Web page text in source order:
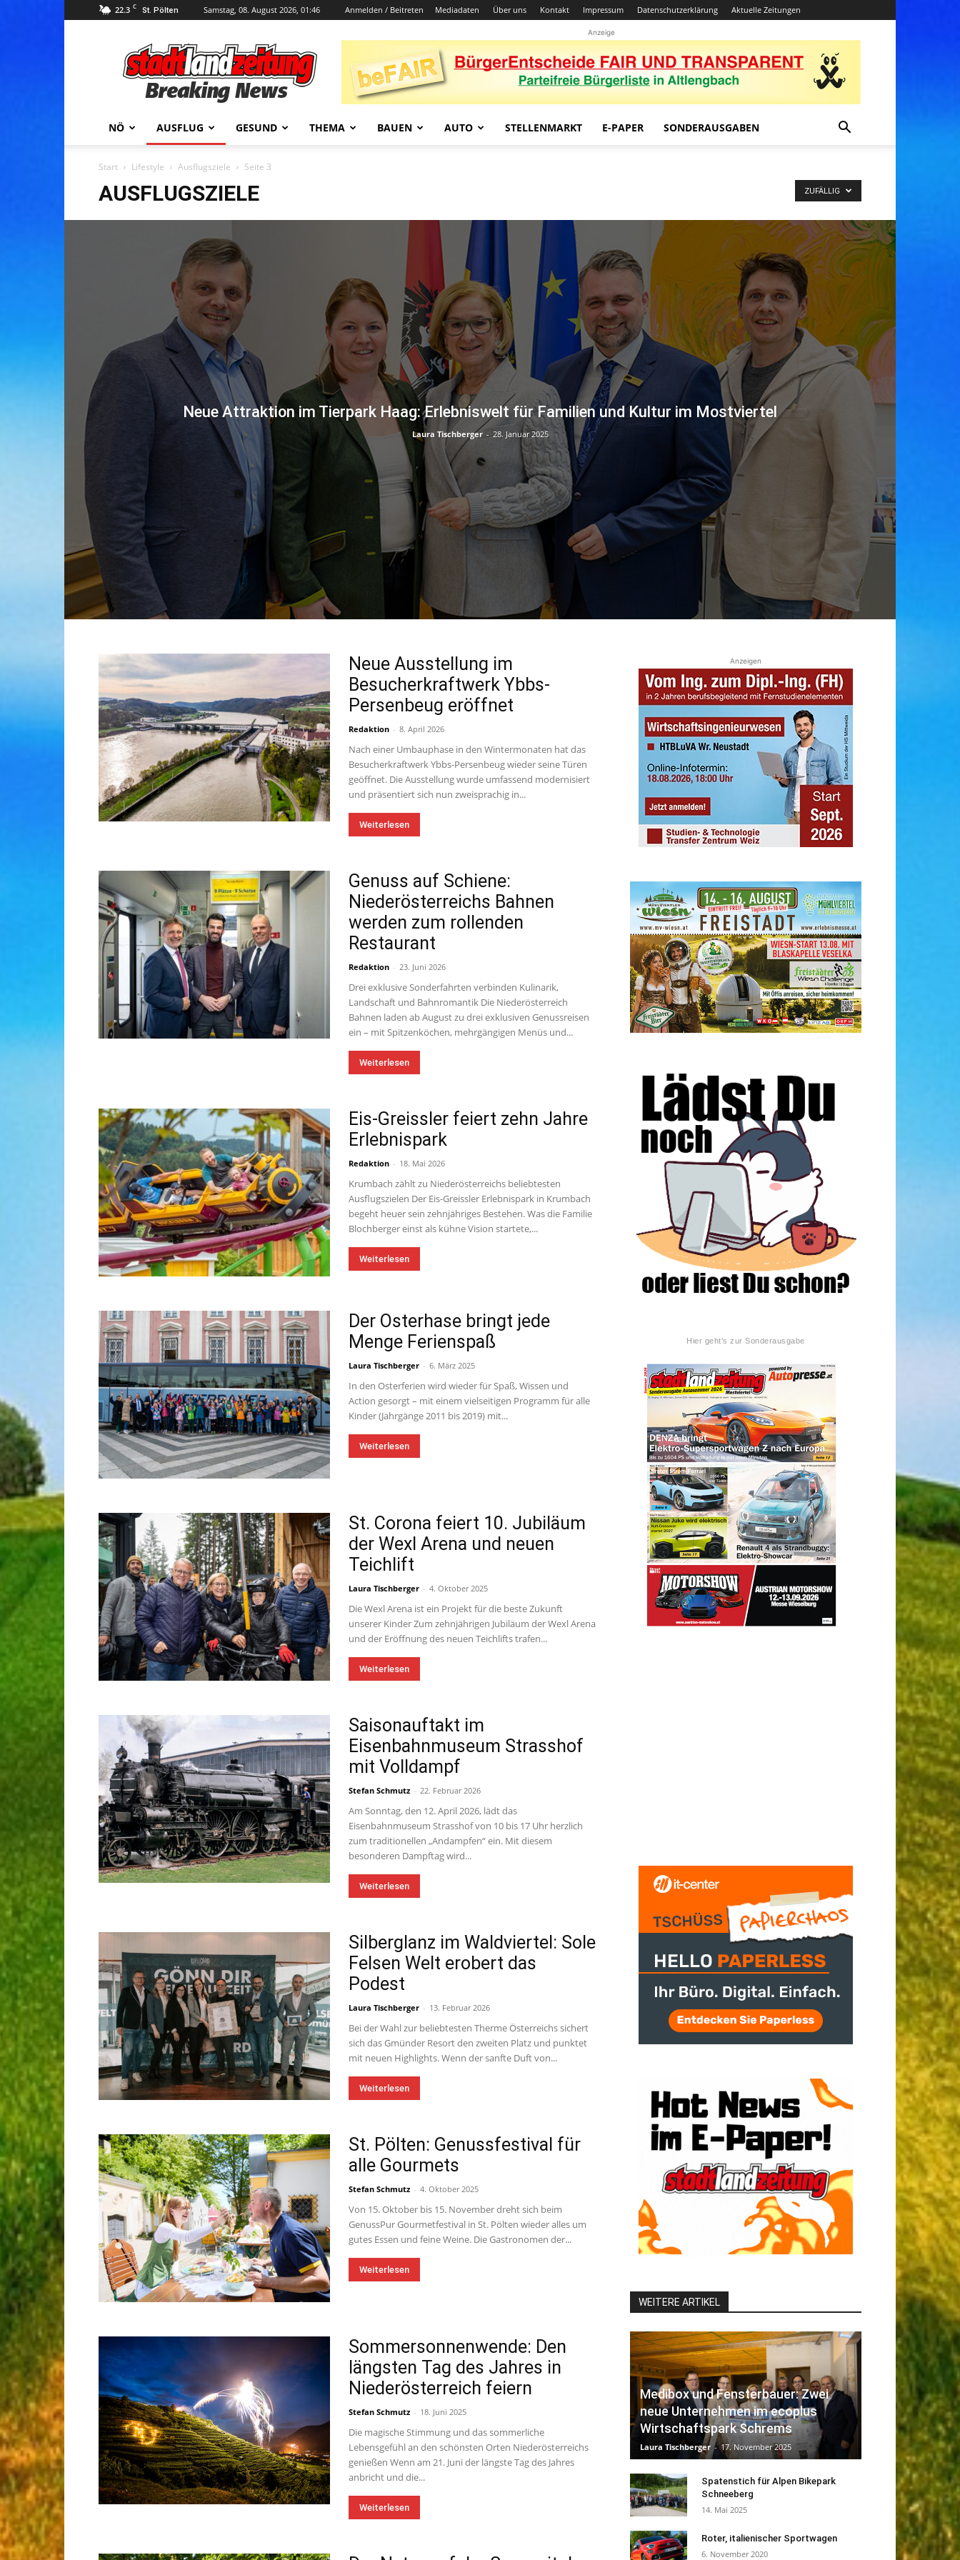
22.3 C St. Pölten Samstag, 08. August 2026, 01:46 Anmelden / Beitreten Mediadaten Über uns Kontakt Impressum Datenschutzerklärung Aktuelle Zeitungen
stadtlandzeitung
Anzeige
NÖ AUSFLUG GESUND THEMA BAUEN AUTO STELLENMARKT E-PAPER SONDERAUSGABEN
Start Lifestyle Ausflugsziele Seite 3
AUSFLUGSZIELE ZUFÄLLIG
Neue Attraktion im Tierpark Haag: Erlebniswelt für Familien und Kultur im Mostviertel
Laura Tischberger - 28. Januar 2025
Neue Ausstellung im
Besucherkraftwerk Ybbs-
Persenbeug eröffnet
Redaktion - 8. April 2026
Nach einer Umbauphase in den Wintermonaten hat das
Besucherkraftwerk Ybbs-Persenbeug wieder seine Türen
geöffnet. Die Ausstellung wurde umfassend modernisiert
und präsentiert sich nun zweisprachig in...
Weiterlesen
Genuss auf Schiene:
Niederösterreichs Bahnen
werden zum rollenden
Restaurant
Redaktion - 23. Juni 2026
Drei exklusive Sonderfahrten verbinden Kulinarik,
Landschaft und Bahnromantik Die Niederösterreich
Bahnen laden ab August zu drei exklusiven Genussreisen
ein – mit Spitzenköchen, mehrgängigen Menüs und...
Weiterlesen
Eis-Greissler feiert zehn Jahre
Erlebnispark
Redaktion - 18. Mai 2026
Krumbach zählt zu Niederösterreichs beliebtesten
Ausflugszielen Der Eis-Greissler Erlebnispark in Krumbach
begeht heuer sein zehnjähriges Bestehen. Was die Familie
Blochberger einst als kühne Vision startete,...
Weiterlesen
Der Osterhase bringt jede
Menge Ferienspaß
Laura Tischberger - 6. März 2025
In den Osterferien wird wieder für Spaß, Wissen und
Action gesorgt – mit einem vielseitigen Programm für alle
Kinder (Jahrgänge 2011 bis 2019) mit...
Weiterlesen
St. Corona feiert 10. Jubiläum
der Wexl Arena und neuen
Teichlift
Laura Tischberger - 4. Oktober 2025
Die Wexl Arena ist ein Projekt für die beste Zukunft
unserer Kinder Zum zehnjährigen Jubiläum der Wexl Arena
und der Eröffnung des neuen Teichlifts trafen...
Weiterlesen
Saisonauftakt im
Eisenbahnmuseum Strasshof
mit Volldampf
Stefan Schmutz - 22. Februar 2026
Am Sonntag, den 12. April 2026, lädt das
Eisenbahnmuseum Strasshof von 10 bis 17 Uhr herzlich
zum traditionellen „Andampfen“ ein. Mit diesem
besonderen Dampftag wird...
Weiterlesen
Silberglanz im Waldviertel: Sole
Felsen Welt erobert das
Podest
Laura Tischberger - 13. Februar 2026
Bei der Wahl zur beliebtesten Therme Österreichs sichert
sich das Gmünder Resort den zweiten Platz und punktet
mit neuen Highlights. Wenn der sanfte Duft von...
Weiterlesen
St. Pölten: Genussfestival für
alle Gourmets
Stefan Schmutz - 4. Oktober 2025
Von 15. Oktober bis 15. November dreht sich beim
GenussPur Gourmetfestival in St. Pölten wieder alles um
gutes Essen und feine Weine. Die Gastronomen der...
Weiterlesen
Sommersonnenwende: Den
längsten Tag des Jahres in
Niederösterreich feiern
Stefan Schmutz - 18. Juni 2025
Die magische Stimmung und das sommerliche
Lebensgefühl an den schönsten Orten Niederösterreichs
genießen Wenn am 21. Juni der längste Tag des Jahres
anbricht und die...
Weiterlesen
Anzeigen
Hier geht's zur Sonderausgabe
WEITERE ARTIKEL
Medibox und Fensterbauer: Zwei
neue Unternehmen im ecoplus
Wirtschaftspark Schrems
Laura Tischberger - 17. November 2025
Spatenstich für Alpen Bikepark
Schneeberg
14. Mai 2025
Roter, italienischer Sportwagen
6. November 2020